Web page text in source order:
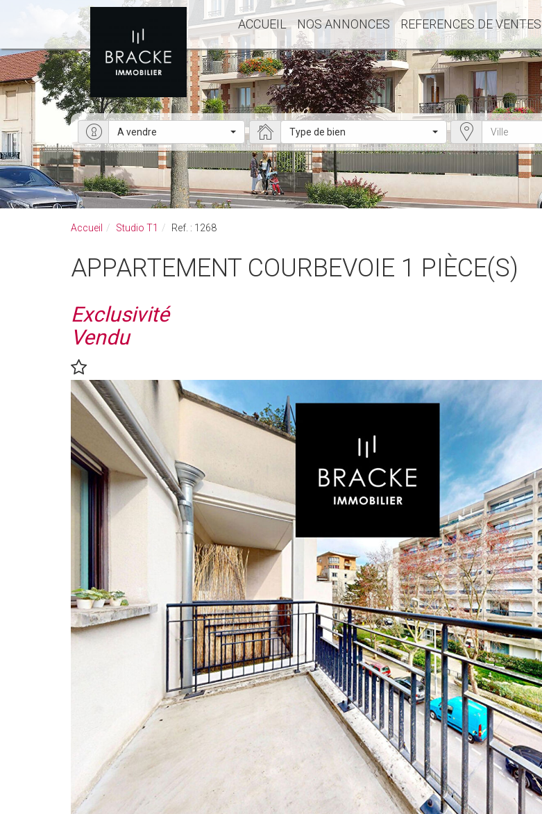
ACCUEIL NOS ANNONCES REFERENCES DE VENTES
A vendre Type de bien
Accueil Studio T1 Ref. : 1268
APPARTEMENT COURBEVOIE 1 PIÈCE(S)
Exclusivité
Vendu